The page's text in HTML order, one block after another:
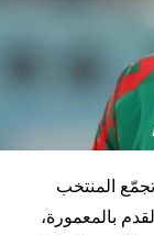
المنتخب
بالمعمورة،